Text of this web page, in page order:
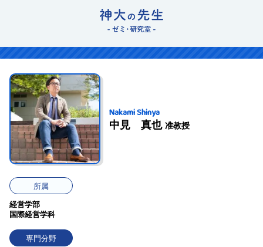
Nakami Shinya
中見 真也 准教授
所属
経営学部
国際経営学科
専門分野